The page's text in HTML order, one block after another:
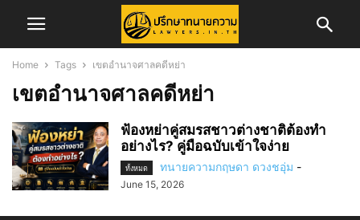
Home Tags เขตอำนาจศาลคดีหย่า
เขตอำนาจศาลคดีหย่า
ฟ้องหย่าคู่สมรสชาวต่างชาติต้องทำ
อย่างไร? คู่มือฉบับเข้าใจง่าย
ทั้งหมด ทนายความกฤษดา ดวงชอุ่ม -
June 15, 2026